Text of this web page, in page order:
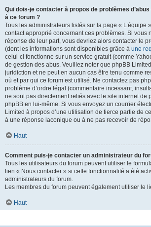
Qui dois-je contacter à propos de problèmes
à ce forum ?
Tous les administrateurs listés sur la page « L’équipe
contact approprié concernant ces problèmes. Si vous
réponse de leur part, vous devriez alors contacter le
(dont les informations sont disponibles grâce à une
celui-ci fonctionne sur un service gratuit (comme
de gestion des abus. Veuillez noter que phpBB
juridiction et ne peut en aucun cas être tenu comme
où et par qui ce forum est utilisé. Ne contactez pas
problème d’ordre légal (commentaire incessant,
ne sont pas directement reliés avec le site internet de
phpBB en lui-même. Si vous envoyez un courrier
Limited à propos d’une utilisation de tierce partie de
à une réponse laconique ou à ne pas recevoir de
Haut
Comment puis-je contacter un administrateur du
Tous les utilisateurs du forum peuvent utiliser le
lien « Nous contacter » si cette fonctionnalité a été
administrateurs du forum.
Les membres du forum peuvent également utiliser le
Haut